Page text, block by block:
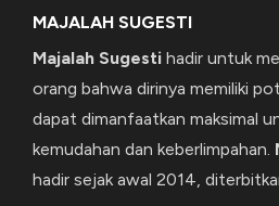
MAJALAH SUGESTI
Majalah Sugesti hadir untuk
orang bahwa dirinya memiliki
dapat dimanfaatkan maksimal
kemudahan dan keberlimpahan.
hadir sejak awal 2014,